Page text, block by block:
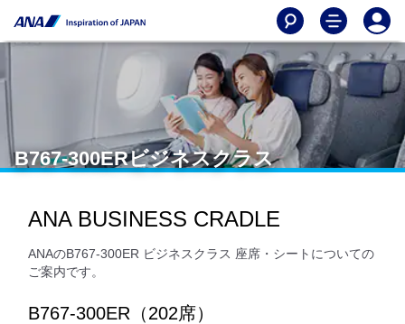
B767-300ERビジネスクラス
ANA BUSINESS CRADLE
ANAのB767-300ER ビジネスクラス 座席・シートについての
ご案内です。
B767-300ER（202席）